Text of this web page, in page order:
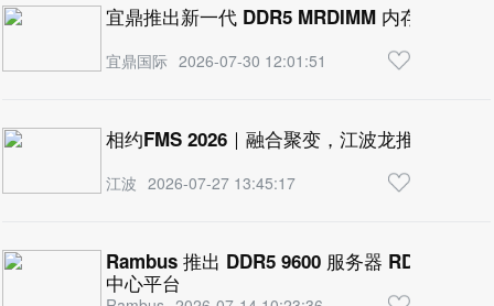
宜鼎推出新一代 DDR5 MRDIMM 内存，翻倍
宜鼎国际 2026-07-30 12:01:51
相约FMS 2026｜融合聚变，江波龙推动端侧
江波 2026-07-27 13:45:17
Rambus 推出 DDR5 9600 服务器 RDIMM 芯
中心平台